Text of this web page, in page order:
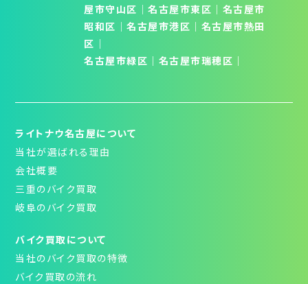
屋市守山区 │名古屋市東区 ｜ 名古屋市
昭和区 │名古屋市港区 ｜ 名古屋市熱田
区 ｜
名古屋市緑区 ｜ 名古屋市瑞穂区 ｜
ライトナウ名古屋について
当社が選ばれる理由
会社概要
三重のバイク買取
岐阜のバイク買取
バイク買取について
当社のバイク買取の特徴
バイク買取の流れ